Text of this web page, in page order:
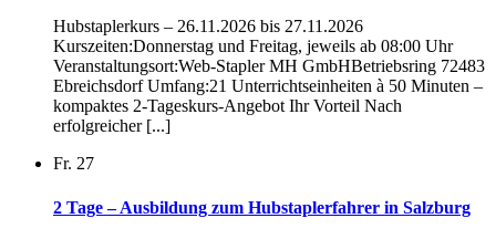
Hubstaplerkurs – 26.11.2026 bis 27.11.2026
Kurszeiten:Donnerstag und Freitag, jeweils ab 08:00 Uhr
Veranstaltungsort:Web-Stapler MH GmbHBetriebsring 72483
Ebreichsdorf Umfang:21 Unterrichtseinheiten à 50 Minuten –
kompaktes 2-Tageskurs-Angebot Ihr Vorteil Nach
erfolgreicher [...]
Fr. 27
2 Tage – Ausbildung zum Hubstaplerfahrer in Salzburg